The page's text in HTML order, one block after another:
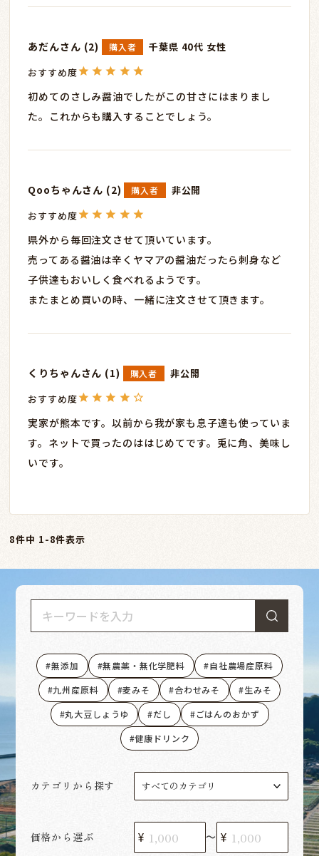
あだん 2 購入者 千葉県 40代 女性
初めてのさしみ醤油でしたがこの甘さにはまりまし
た。これからも購入することでしょう。
Qooちゃん 2 購入者 非公開
県外から毎回注文させて頂いています。
売ってある醤油は辛くヤマアの醤油だったら刺身など
子供達もおいしく食べれるようです。
またまとめ買いの時、一緒に注文させて頂きます。
くりちゃん 1 購入者 非公開
実家が熊本です。以前から我が家も息子達も使っていま
す。ネットで買ったのははじめてです。兎に角、美味し
いです。
8件中 1-8件表示
無添加 無農薬・無化学肥料
自社農場産原料
九州産原料
麦みそ 合わせみそ
生みそ
丸大豆しょうゆ
だし
ごはんのおかず
健康ドリンク
カテゴリから探す
価格から選ぶ 〜